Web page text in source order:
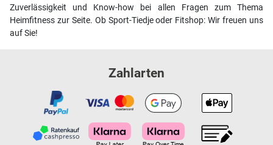
Zuverlässigkeit und Know-how bei allen Fragen zum Thema
Heimfitness zur Seite. Ob Sport-Tiedje oder Fitshop: Wir freuen uns
auf Sie!
Zahlarten